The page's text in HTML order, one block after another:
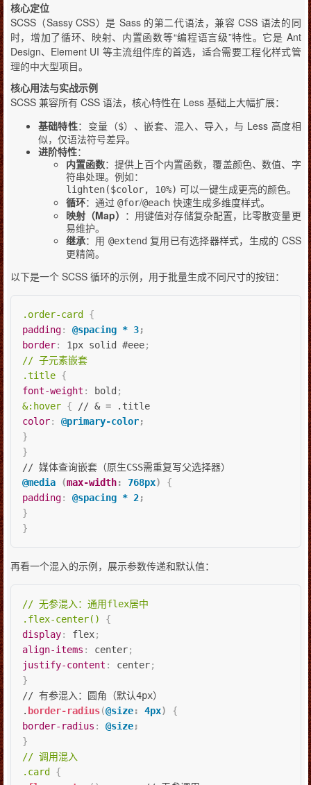
核心定位
SCSS（Sassy CSS）是 Sass 的第二代语法，兼容 CSS 语法的同
时，增加了循环、映射、内置函数等“编程语言级”特性。它是 Ant
Design、Element UI 等主流组件库的首选，适合需要工程化样式管
理的中大型项目。
核心用法与实战示例
SCSS 兼容所有 CSS 语法，核心特性在 Less 基础上大幅扩展：
基础特性：变量（$）、嵌套、混入、导入，与 Less 高度相
似，仅语法符号差异。
进阶特性：
内置函数：提供上百个内置函数，覆盖颜色、数值、字
符串处理。例如：
lighten($color, 10%) 可以一键生成更亮的颜色。
循环：通过 @for/@each快速生成多维度样式。
映射（Map） ：用键值对存储复杂配置，比零散变量更
易维护。
继承：用 @extend 复用已有选择器样式，生成的 CSS
更精简。
以下是一个 SCSS 循环的示例，用于批量生成不同尺寸的按钮：
.order-card
{
padding: @spacing * 3;
border: 1px solid #eee;
// 子元素嵌套
.title {
font-weight : bold ;
&:hover {
// & = .title
color: @primary-color;
}
}
@media
(max-width: 768px)
{
padding: @spacing * 2;
}
}
再看一个混入的示例，展示参数传递和默认值：
// 无参混入：通用flex居中
.flex-center()
{
display: flex;
align-items : center;
justify-content : center;
}
// 有参混入：圆角（默认4px）
. border-radius(@size: 4px)
{
border-radius : @size;
}
// 调用混入
.card
{